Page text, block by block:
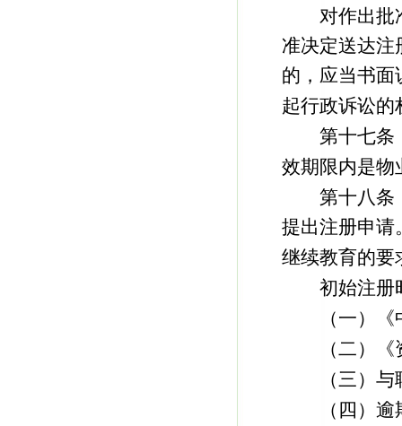
对作出批准
准决定送达注
的，应当书面
起行政诉讼的
第十七条
效期限内是物
第十八条
提出注册申请
继续教育的要
初始注册时
（一）《中
（二）《
（三）与聘
（四）逾期